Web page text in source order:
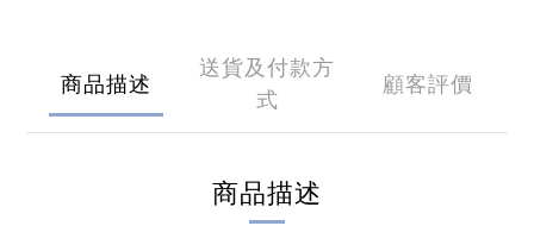
商品描述
送貨及付款方
式
顧客評價
商品描述